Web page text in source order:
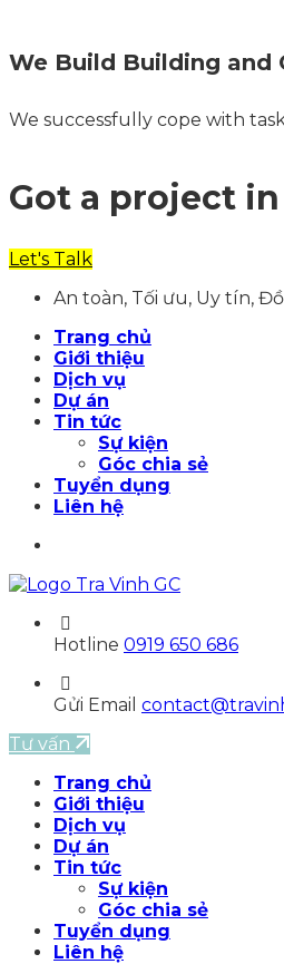
We Build Building and
We successfully cope with
Got a project
Let's Talk
An toàn, Tối ưu, Uy tín,
Trang chủ
Giới thiệu
Dịch vụ
Dự án
Tin tức
Sự kiện
Góc chia sẻ
Tuyển dụng
Liên hệ
Hotline 0919 650 686
Gửi Email
Tư vấn
Trang chủ
Giới thiệu
Dịch vụ
Dự án
Tin tức
Sự kiện
Góc chia sẻ
Tuyển dụng
Liên hệ